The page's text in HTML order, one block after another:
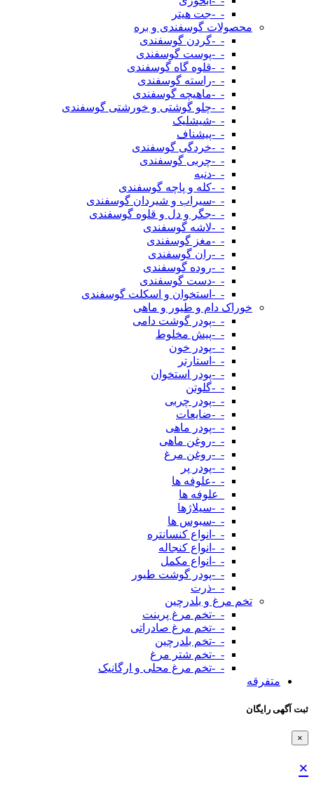
-_-جت هیتر
محصولات گوسفندی و بره
-_-گردن گوسفندی
-_-پوست گوسفندی
-_-قلوه گاه گوسفندی
-_-راسته گوسفندی
-_-ماهیچه گوسفندی
-_-چلو گوشتی و خورشتی گوسفندی
-_-شیشلیک
-_-پیشناف
-_-خردگی گوسفندی
-_-چربی گوسفندی
-_-دنبه
-_-کله و پاچه گوسفندی
-_-سیراب و شیردان گوسفندی
-_-جگر و دل و قلوه گوسفندی
-_-لاشه گوسفندی
-_-مغز گوسفندی
-_-ران گوسفندی
-_-روده گوسفندی
-_-دست گوسفندی
-_-استخوان و اسکلت گوسفندی
خوراک دام و طیور و ماهی
-_-پودر گوشت دامی
-_-پیش مخلوط
-_-پودر خون
-_-استارتر
-_-پودر استخوان
-_-گلوتن
-_-پودر چربی
-_-ضایعات
-_-پودر ماهی
-_-روغن ماهی
-_-روغن مرغ
-_-پودر پر
-_-علوفه ها
_علوفه ها
-_-سیلاژها
-_-سبوس ها
-_-انواع کنسانتره
-_-انواع کنجاله
-_-انواع مکمل
-_-پودر گوشت طیور
-_-ذرت
تخم مرغ و بلدرچین
-_-تخم مرغ پرینت
-_-تخم مرغ صادراتی
-_-تخم بلدرچین
-_-تخم شتر مرغ
-_-تخم مرغ محلی و ارگانیک
متفرقه
ثبت آگهی رایگان
×
×